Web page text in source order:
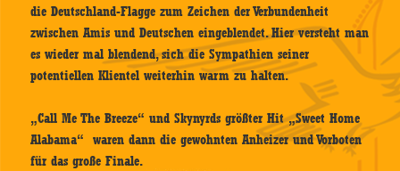
die Deutschland-Flagge zum Zeichen der Verbundenheit
zwischen Amis und Deutschen eingeblendet. Hier versteht man
es wieder mal blendend, sich die Sympathien seiner
potentiellen Klientel weiterhin warm zu halten.
„Call Me The Breeze“ und Skynyrds größter Hit „Sweet Home
Alabama“ waren dann die gewohnten Anheizer und Vorboten
für das große Finale.